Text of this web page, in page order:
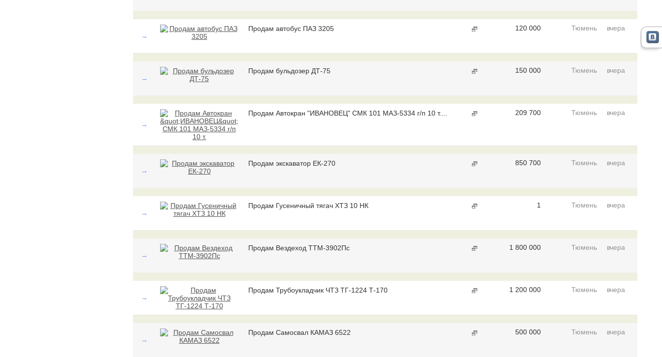
→
Продам автобус ПАЗ 3205 120 000 Тюмень вчера
→
Продам бульдозер ДТ-75 150 000 Тюмень вчера
→
Продам Автокран "ИВАНОВЕЦ" СМК 101 МАЗ-5334 г/п 10 т.... 209 700 Тюмень вчера
→
Продам экскаватор ЕК-270 850 700 Тюмень вчера
→
Продам Гусеничный тягач ХТЗ 10 НК 1 Тюмень вчера
→
Продам Вездеход ТТМ-3902Пс 1 800 000 Тюмень вчера
→
Продам Трубоукладчик ЧТЗ ТГ-1224 Т-170 1 200 000 Тюмень вчера
→
Продам Самосвал КАМАЗ 6522 500 000 Тюмень вчера